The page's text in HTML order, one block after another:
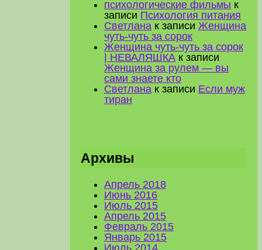
психологические фильмы к
записи Психология питания
Светлана к записи Женщина
чуть-чуть за сорок
Женщина чуть-чуть за сорок
| НЕВАЛЯШКА к записи
Женщина за рулем — вы
сами знаете кто
Светлана к записи Если муж
тиран
Архивы
Апрель 2018
Июнь 2016
Июль 2015
Апрель 2015
Февраль 2015
Январь 2015
Июль 2014